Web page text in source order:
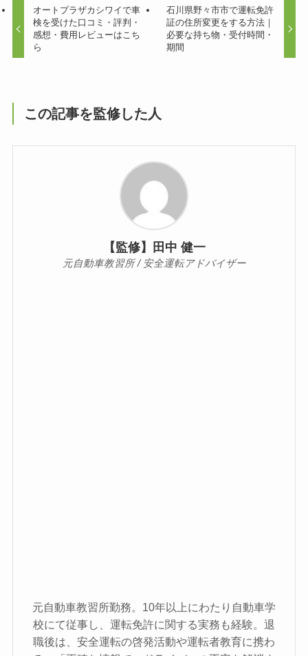
オートプラザカシワイで車
検を受けた口コミ・評判・
感想・費用レビューはこち
ら
石川県野々市市で運転免許
証の住所変更をする方法｜
必要な持ち物・受付時間・
期間
この記事を監修した人
【監修】田中 健一
元自動車教習所 / 安全運転アドバイザー
元自動車教習所勤務。10年以上にわたり自動車学
校にて従事し、運転免許に関する実務も経験。退
職後は、安全運転の啓発活動や運転者教育に携わ